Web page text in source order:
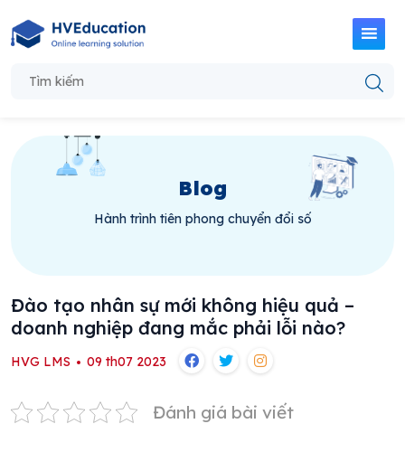
Blog
Hành trình tiên phong chuyển đổi số
Đào tạo nhân sự mới không hiệu quả –
doanh nghiệp đang mắc phải lỗi nào?
HVG LMS 09 th07 2023
Đánh giá bài viết